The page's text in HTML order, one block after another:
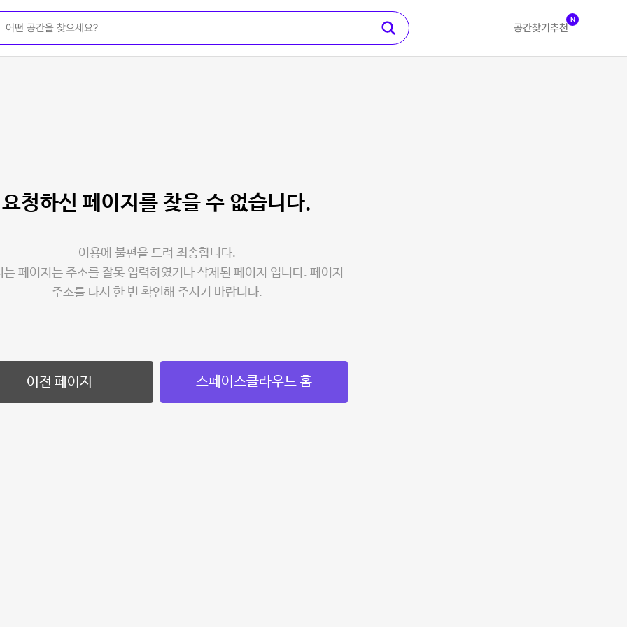
공간찾기 추천
N
요청하신 페이지를 찾을 수 없습니다.
이용에 불편을 드려 죄송합니다.
는 페이지는 주소를 잘못 입력하였거나 삭제된 페이지 입니다. 페이지
주소를 다시 한 번 확인해 주시기 바랍니다.
이전 페이지 스페이스클라우드 홈